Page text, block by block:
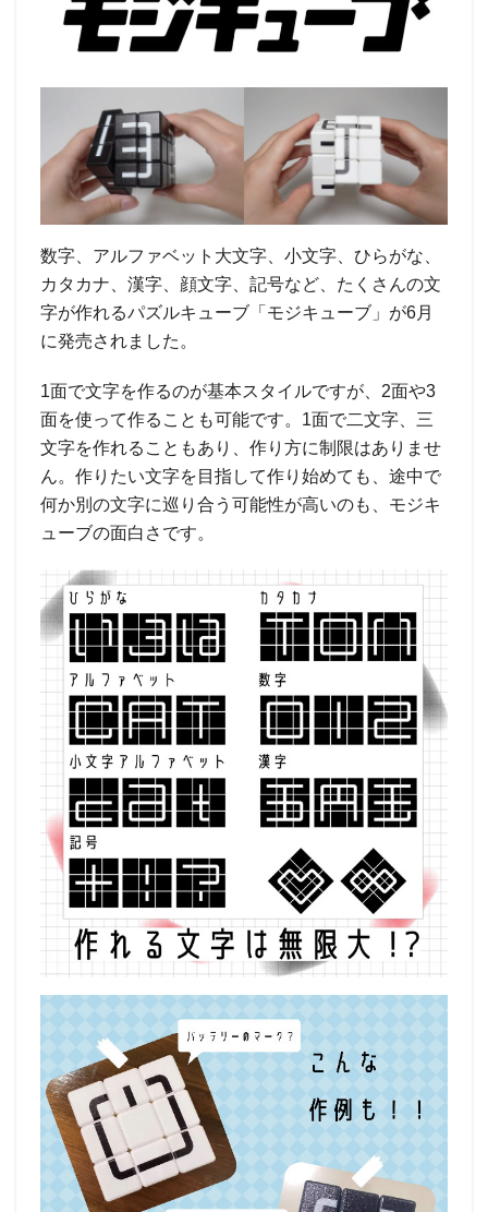
数字、アルファベット大文字、小文字、ひらがな、
カタカナ、漢字、顔文字、記号など、たくさんの文
字が作れるパズルキューブ「モジキューブ」が6月
に発売されました。
1面で文字を作るのが基本スタイルですが、2面や3
面を使って作ることも可能です。1面で二文字、三
文字を作れることもあり、作り方に制限はありませ
ん。作りたい文字を目指して作り始めても、途中で
何か別の文字に巡り合う可能性が高いのも、モジキ
ューブの面白さです。